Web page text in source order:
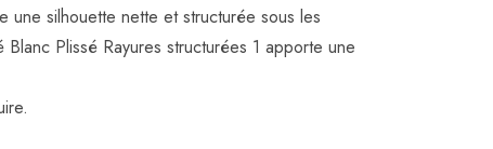
silhouette nette et structurée sous les
Plissé Rayures structurées 1 apporte une